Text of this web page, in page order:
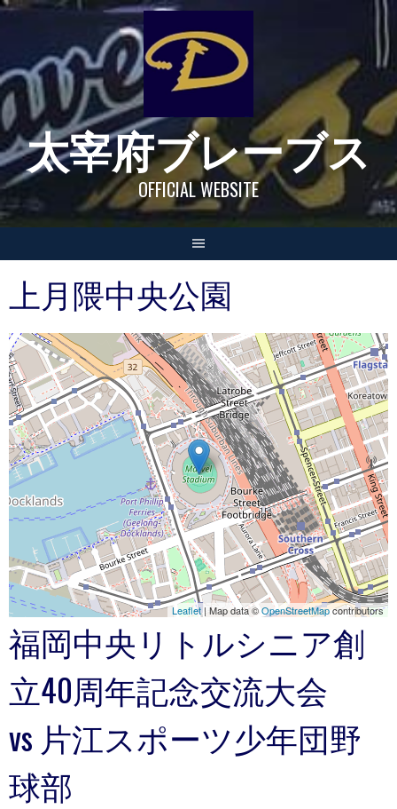
Skip
content
太宰府ブレーブス
OFFICIAL WEBSITE
上月隈中央公園
Leaflet| Map data ©OpenStreetMapcontributors
福岡中央リトルシニア創
立40周年記念交流大会
vs 片江スポーツ少年団野
球部